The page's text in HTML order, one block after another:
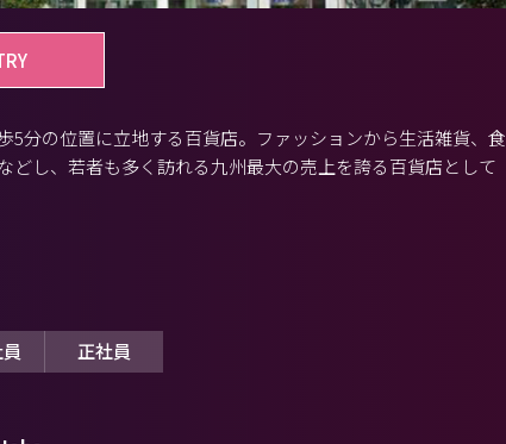
分の位置に立地する百貨店。ファッションから生活雑貨、食
し、若者も多く訪れる九州最大の売上を誇る百貨店として
正社員